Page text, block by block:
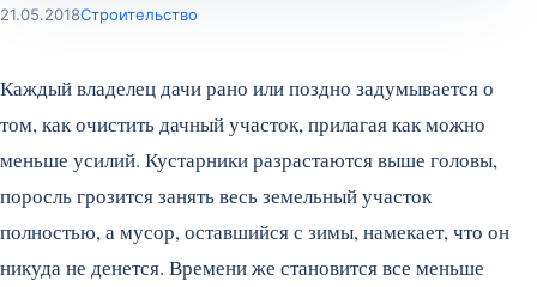
21.05.2018Строительство
Каждый владелец дачи рано или поздно задумывается о
том, как очистить дачный участок, прилагая как можно
меньше усилий. Кустарники разрастаются выше головы,
поросль грозится занять весь земельный участок
полностью, а мусор, оставшийся с зимы, намекает, что он
никуда не денется. Времени же становится все меньше